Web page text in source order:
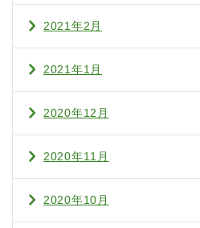
2021年2月
2021年1月
2020年12月
2020年11月
2020年10月